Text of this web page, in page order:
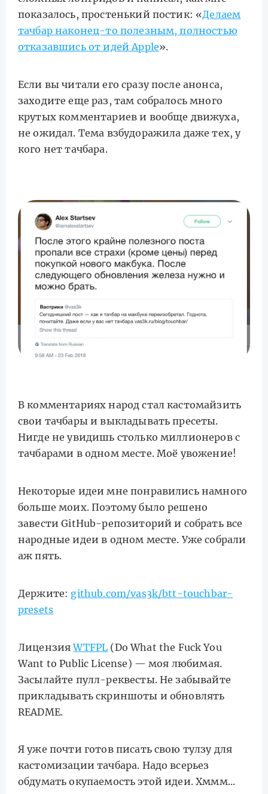
показалось, простенький постик: «Делаем
тачбар наконец-то полезным, полностью
отказавшись от идей Apple».
Если вы читали его сразу после анонса,
заходите еще раз, там собралось много
крутых комментариев и вообще движуха,
не ожидал. Тема взбудоражила даже тех, у
кого нет тачбара.
В комментариях народ стал кастомайзить
свои тачбары и выкладывать пресеты.
Нигде не увидишь столько миллионеров с
тачбарами в одном месте. Моё увожение!
Некоторые идеи мне понравились намного
больше моих. Поэтому было решено
завести GitHub-репозиторий и собрать все
народные идеи в одном месте. Уже собрали
аж пять.
Держите: github.com/vas3k/btt-touchbar-
presets
ЛицензияWTFPL (Do What the Fuck You
Want to Public License) — моя любимая.
Засылайте пулл-реквесты. Не забывайте
прикладывать скриншоты и обновлять
README.
Я уже почти готов писать свою тулзу для
кастомизации тачбара. Надо всерьез
обдумать окупаемость этой идеи. Хммм...